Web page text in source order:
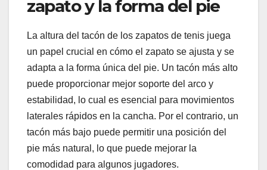
zapato y la forma del pie
La altura del tacón de los zapatos de tenis juega
un papel crucial en cómo el zapato se ajusta y se
adapta a la forma única del pie. Un tacón más alto
puede proporcionar mejor soporte del arco y
estabilidad, lo cual es esencial para movimientos
laterales rápidos en la cancha. Por el contrario, un
tacón más bajo puede permitir una posición del
pie más natural, lo que puede mejorar la
comodidad para algunos jugadores.